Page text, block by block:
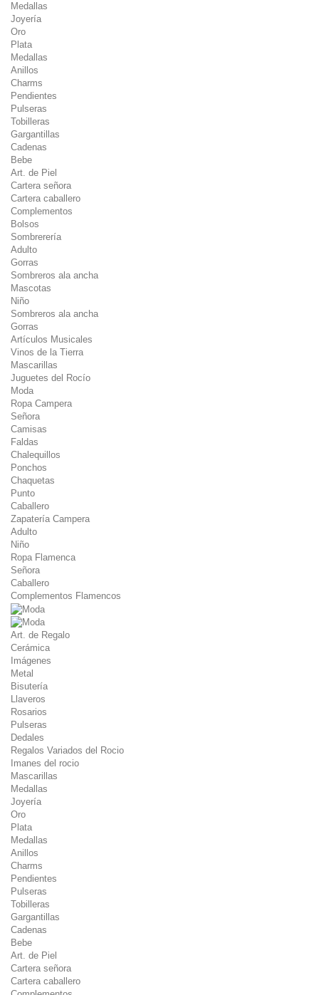
Medallas
Joyería
Oro
Plata
Medallas
Anillos
Charms
Pendientes
Pulseras
Tobilleras
Gargantillas
Cadenas
Bebe
Art. de Piel
Cartera señora
Cartera caballero
Complementos
Bolsos
Sombrerería
Adulto
Gorras
Sombreros ala ancha
Mascotas
Niño
Sombreros ala ancha
Gorras
Artículos Musicales
Vinos de la Tierra
Mascarillas
Juguetes del Rocío
Moda
Ropa Campera
Señora
Camisas
Faldas
Chalequillos
Ponchos
Chaquetas
Punto
Caballero
Zapatería Campera
Adulto
Niño
Ropa Flamenca
Señora
Caballero
Complementos Flamencos
Art. de Regalo
Cerámica
Imágenes
Metal
Bisutería
Llaveros
Rosarios
Pulseras
Dedales
Regalos Variados del Rocio
Imanes del rocio
Mascarillas
Medallas
Joyería
Oro
Plata
Medallas
Anillos
Charms
Pendientes
Pulseras
Tobilleras
Gargantillas
Cadenas
Bebe
Art. de Piel
Cartera señora
Cartera caballero